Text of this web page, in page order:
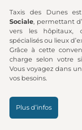
Taxis des Dunes
Sociale, permettant
vers les hôpitaux,
spécialisés ou lieux
Grâce à cette
charge selon votre
Vous voyagez dans
vos besoins.
Plus d’infos